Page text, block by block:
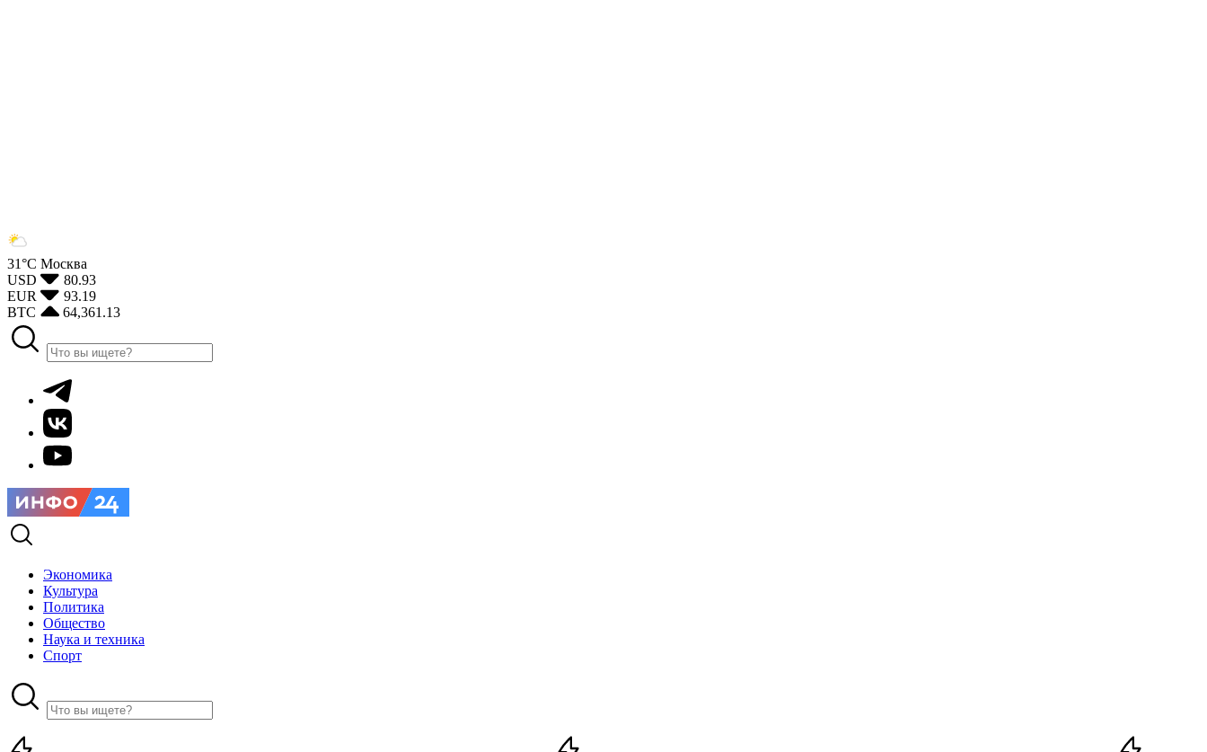
31°С Москва
USD
80.93
EUR
93.19
BTC
64,361.13
Экономика
Культура
Политика
Общество
Наука и техника
Спорт